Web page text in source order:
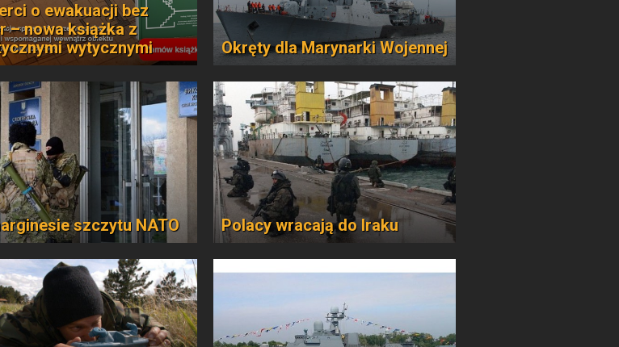
o ewakuacji bez
– nowa książka z
wytycznymi
Okręty dla Marynarki Wojennej
szczytu NATO Polacy wracają do Iraku